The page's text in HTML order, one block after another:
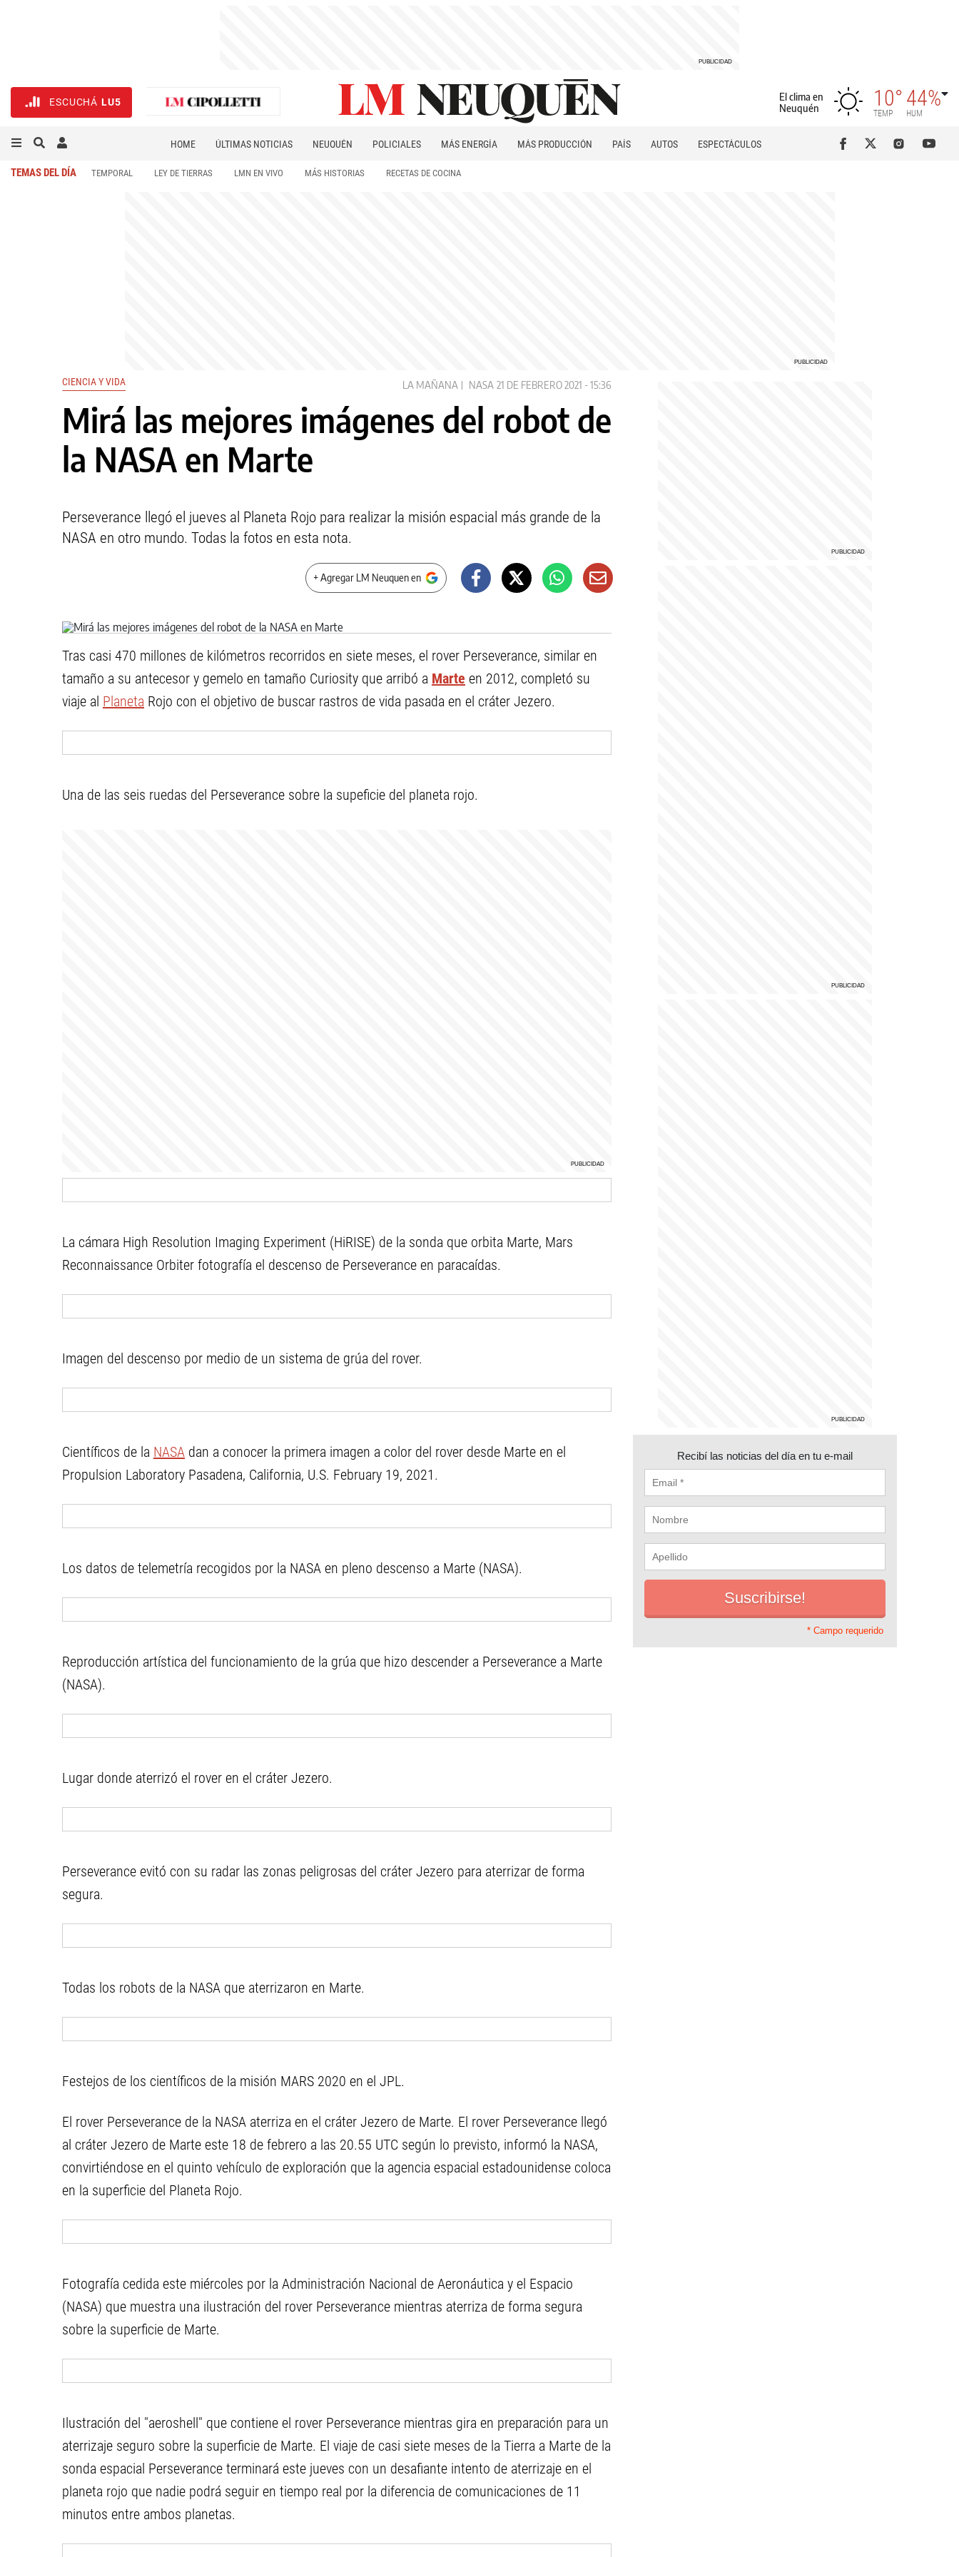
ESCUCHÁ LU5
El clima en
Neuquén
10°
TEMP
44%
HUM
HOME ÚLTIMAS NOTICIAS NEUQUÉN POLICIALES MÁS ENERGÍA MÁS PRODUCCIÓN PAÍS AUTOS
ESPECTÁCULOS
TEMAS DEL DÍA TEMPORAL LEY DE TIERRAS LMN EN VIVO MÁS HISTORIAS RECETAS DE COCINA
CIENCIA Y VIDA LA MAÑANA NASA 21 DE FEBRERO 2021 - 15:36
Mirá las mejores imágenes del robot de
la NASA en Marte
Perseverance llegó el jueves al Planeta Rojo para realizar la misión espacial más grande de la
NASA en otro mundo. Todas la fotos en esta nota.
+ Agregar LM Neuquen en
Tras casi 470 millones de kilómetros recorridos en siete meses, el rover Perseverance, similar en
tamaño a su antecesor y gemelo en tamaño Curiosity que arribó a Marte en 2012, completó su
viaje al Planeta Rojo con el objetivo de buscar rastros de vida pasada en el cráter Jezero.
Una de las seis ruedas del Perseverance sobre la supeficie del planeta rojo.
La cámara High Resolution Imaging Experiment (HiRISE) de la sonda que orbita Marte, Mars
Reconnaissance Orbiter fotografía el descenso de Perseverance en paracaídas.
Imagen del descenso por medio de un sistema de grúa del rover.
Científicos de la NASA dan a conocer la primera imagen a color del rover desde Marte en el
Propulsion Laboratory Pasadena, California, U.S. February 19, 2021.
Los datos de telemetría recogidos por la NASA en pleno descenso a Marte (NASA).
Reproducción artística del funcionamiento de la grúa que hizo descender a Perseverance a Marte
(NASA).
Lugar donde aterrizó el rover en el cráter Jezero.
Perseverance evitó con su radar las zonas peligrosas del cráter Jezero para aterrizar de forma
segura.
Todas los robots de la NASA que aterrizaron en Marte.
Festejos de los científicos de la misión MARS 2020 en el JPL.
El rover Perseverance de la NASA aterriza en el cráter Jezero de Marte. El rover Perseverance llegó
al cráter Jezero de Marte este 18 de febrero a las 20.55 UTC según lo previsto, informó la NASA,
convirtiéndose en el quinto vehículo de exploración que la agencia espacial estadounidense coloca
en la superficie del Planeta Rojo.
Fotografía cedida este miércoles por la Administración Nacional de Aeronáutica y el Espacio
(NASA) que muestra una ilustración del rover Perseverance mientras aterriza de forma segura
sobre la superficie de Marte.
Ilustración del "aeroshell" que contiene el rover Perseverance mientras gira en preparación para un
aterrizaje seguro sobre la superficie de Marte. El viaje de casi siete meses de la Tierra a Marte de la
sonda espacial Perseverance terminará este jueves con un desafiante intento de aterrizaje en el
planeta rojo que nadie podrá seguir en tiempo real por la diferencia de comunicaciones de 11
minutos entre ambos planetas.
Recibí las noticias del día en tu e-mail
* Campo requerido